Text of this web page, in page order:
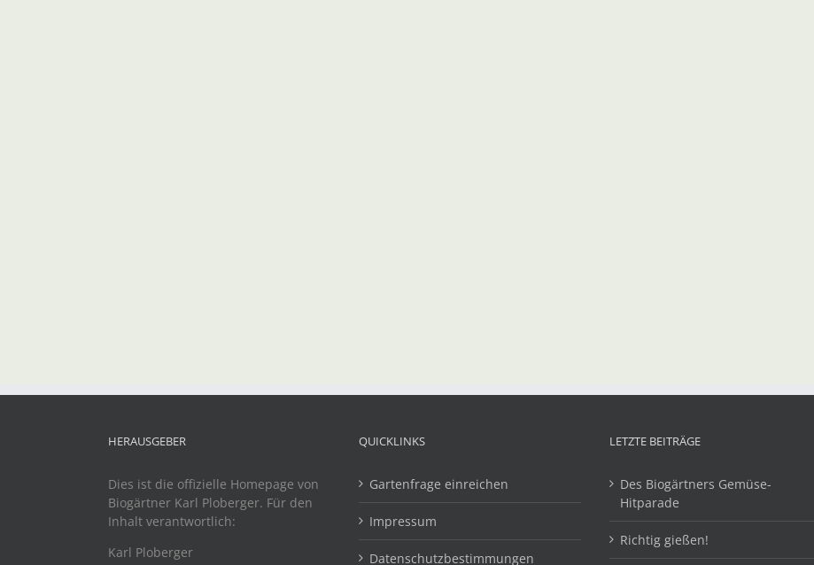
HERAUSGEBER
Dies ist die offizielle Homepage von
Biogärtner Karl Ploberger. Für den
Inhalt verantwortlich:
Karl Ploberger
QUICKLINKS
Gartenfrage einreichen
Impressum
Datenschutzbestimmungen
LETZTE BEITRÄGE
Des Biogärtners Gemüse-
Hitparade
Richtig gießen!